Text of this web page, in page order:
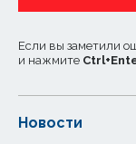
Если вы заметили
и нажмите Ctrl+
Новости